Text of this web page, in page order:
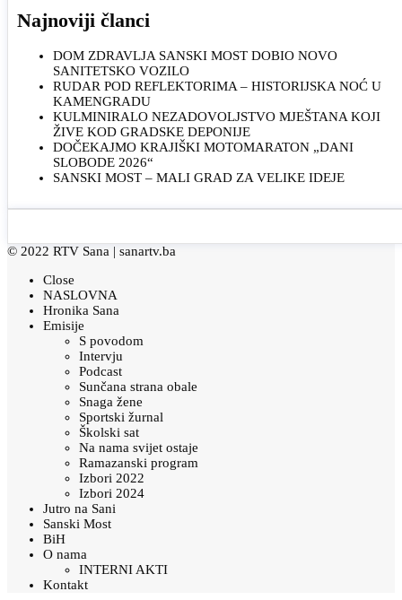
Najnoviji članci
DOM ZDRAVLJA SANSKI MOST DOBIO NOVO
SANITETSKO VOZILO
RUDAR POD REFLEKTORIMA – HISTORIJSKA NOĆ U
KAMENGRADU
KULMINIRALO NEZADOVOLJSTVO MJEŠTANA KOJI
ŽIVE KOD GRADSKE DEPONIJE
DOČEKAJMO KRAJIŠKI MOTOMARATON „DANI
SLOBODE 2026“
SANSKI MOST – MALI GRAD ZA VELIKE IDEJE
© 2022 RTV Sana | sanartv.ba
Close
NASLOVNA
Hronika Sana
Emisije
S povodom
Intervju
Podcast
Sunčana strana obale
Snaga žene
Sportski žurnal
Školski sat
Na nama svijet ostaje
Ramazanski program
Izbori 2022
Izbori 2024
Jutro na Sani
Sanski Most
BiH
O nama
INTERNI AKTI
Kontakt